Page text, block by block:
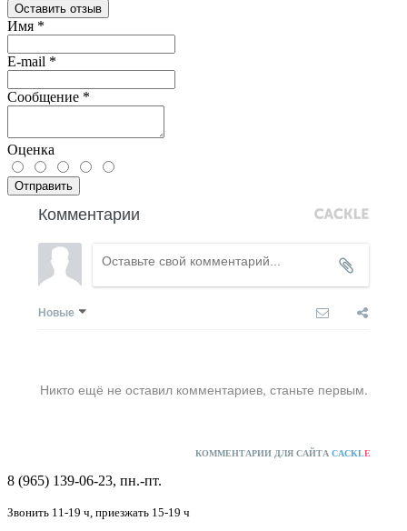
Оставить отзыв
Имя *
E-mail *
Сообщение *
Оценка
Отправить
Комментарии
Новые
Никто ещё не оставил комментариев, станьте первым.
КОММЕНТАРИИ ДЛЯ САЙТА CACKLE
8 (965) 139-06-23, пн.-пт.
Звонить 11-19 ч, приезжать 15-19 ч